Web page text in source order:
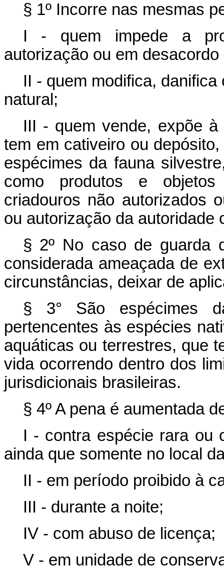
§ 1º Incorre nas mesmas
I - quem impede a
autorização ou em
II - quem modifica,
natural;
III - quem vende, expõe
tem em cativeiro ou
espécimes da fauna
como produtos e
criadouros não autorizados
ou autorização da autoridade
§ 2º No caso de guarda
considerada ameaçada de
circunstâncias, deixar de
§ 3° São espécimes
pertencentes às espécies
aquáticas ou terrestres, que
vida ocorrendo dentro dos
jurisdicionais brasileiras.
§ 4º A pena é aumentada
I - contra espécie rara ou
ainda que somente no local
II - em período proibido à
III - durante a noite;
IV - com abuso de licença;
V - em unidade de